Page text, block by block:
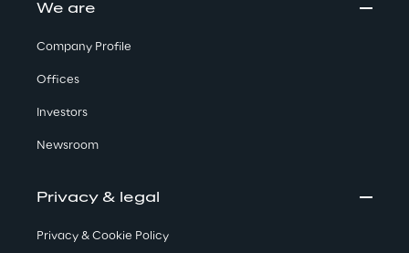
We are
Company Profile
Offices
Investors
Newsroom
Privacy & legal
Privacy & Cookie Policy